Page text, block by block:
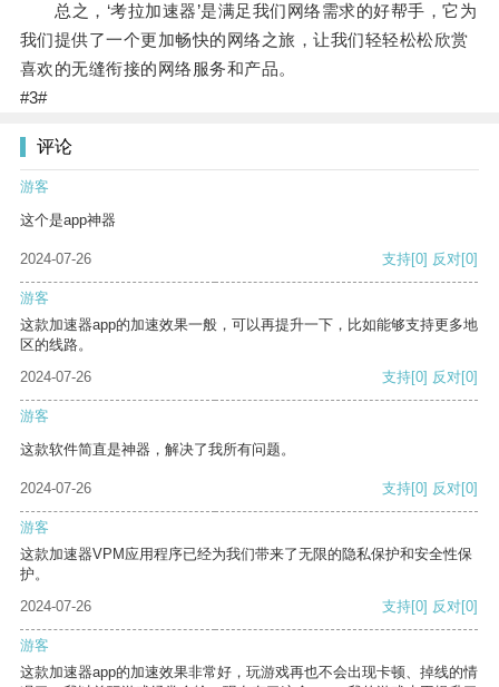
总之，‘考拉加速器’是满足我们网络需求的好帮手，它为
我们提供了一个更加畅快的网络之旅，让我们轻轻松松欣赏
喜欢的无缝衔接的网络服务和产品。
#3#
评论
游客
这个是app神器
2024-07-26 支持[0] 反对[0]
游客
这款加速器app的加速效果一般，可以再提升一下，比如能够支持更多地
区的线路。
2024-07-26
支持[0] 反对[0]
游客
这款软件简直是神器，解决了我所有问题。
2024-07-26 支持[0] 反对[0]
游客
这款加速器VPM应用程序已经为我们带来了无限的隐私保护和安全性保
护。
2024-07-26
支持[0] 反对[0]
游客
这款加速器app的加速效果非常好，玩游戏再也不会出现卡顿、掉线的情